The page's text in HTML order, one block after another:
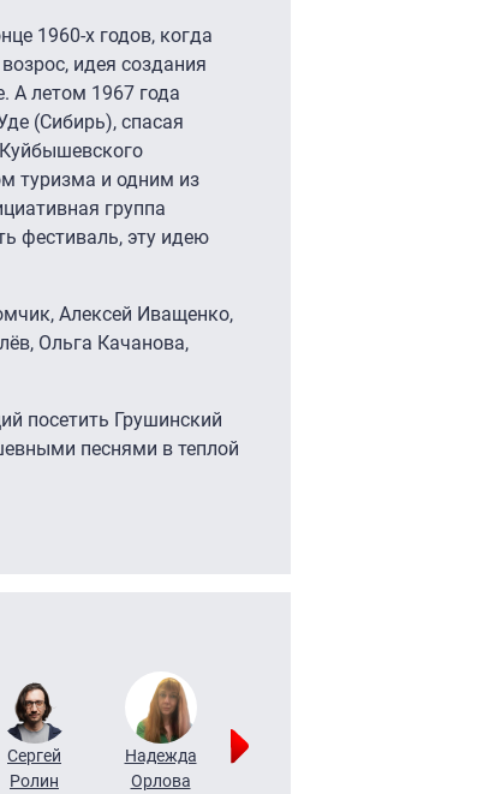
1960-х годов, когда
идея создания
А летом 1967 года
(Сибирь), спасая
туризма и одним из
группа
фестиваль, эту идею
Алексей Иващенко,
Ольга Качанова,
посетить Грушинский
песнями в теплой
Сергей
Ролин
Надежда
Орлова